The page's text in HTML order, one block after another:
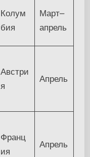
Колум
бия
Март–
апрель
Австри
я
Апрель
Франц
ия
Апрель